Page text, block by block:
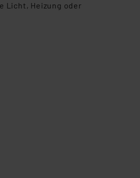
Licht, Heizung oder